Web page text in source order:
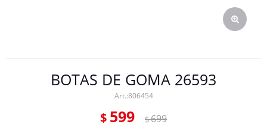
BOTAS DE GOMA 26593
806454
$ 599 $699